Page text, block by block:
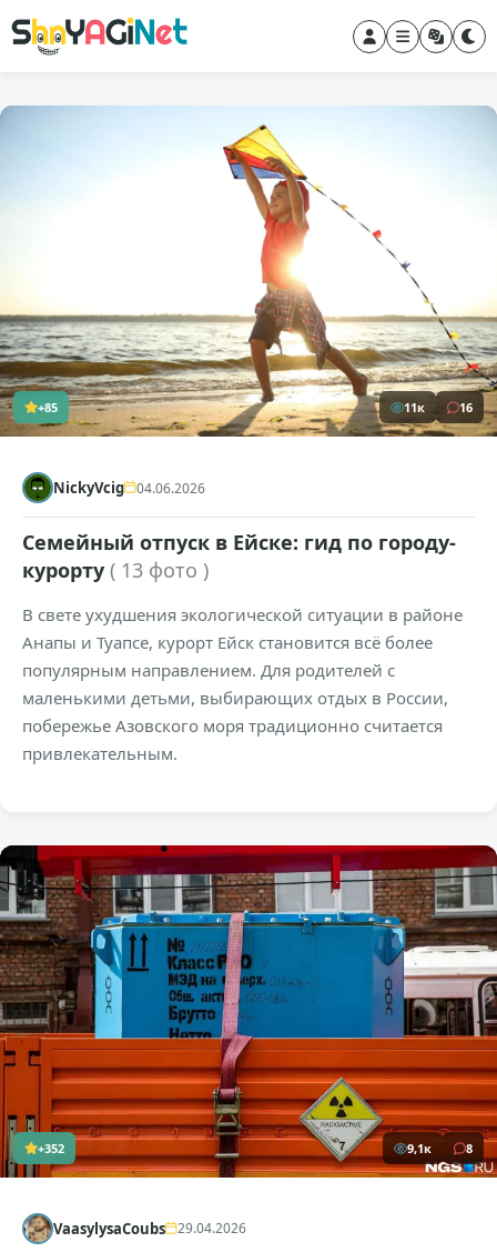
+85 11к 16
NickyVcig 04.06.2026
Семейный отпуск в Ейске: гид по городу-
курорту ( 13 фото )
В свете ухудшения экологической ситуации в районе
Анапы и Туапсе, курорт Ейск становится всё более
популярным направлением. Для родителей с
маленькими детьми, выбирающих отдых в России,
побережье Азовского моря традиционно считается
привлекательным.
+352 9,1к 8
VaasylysaCoubs 29.04.2026